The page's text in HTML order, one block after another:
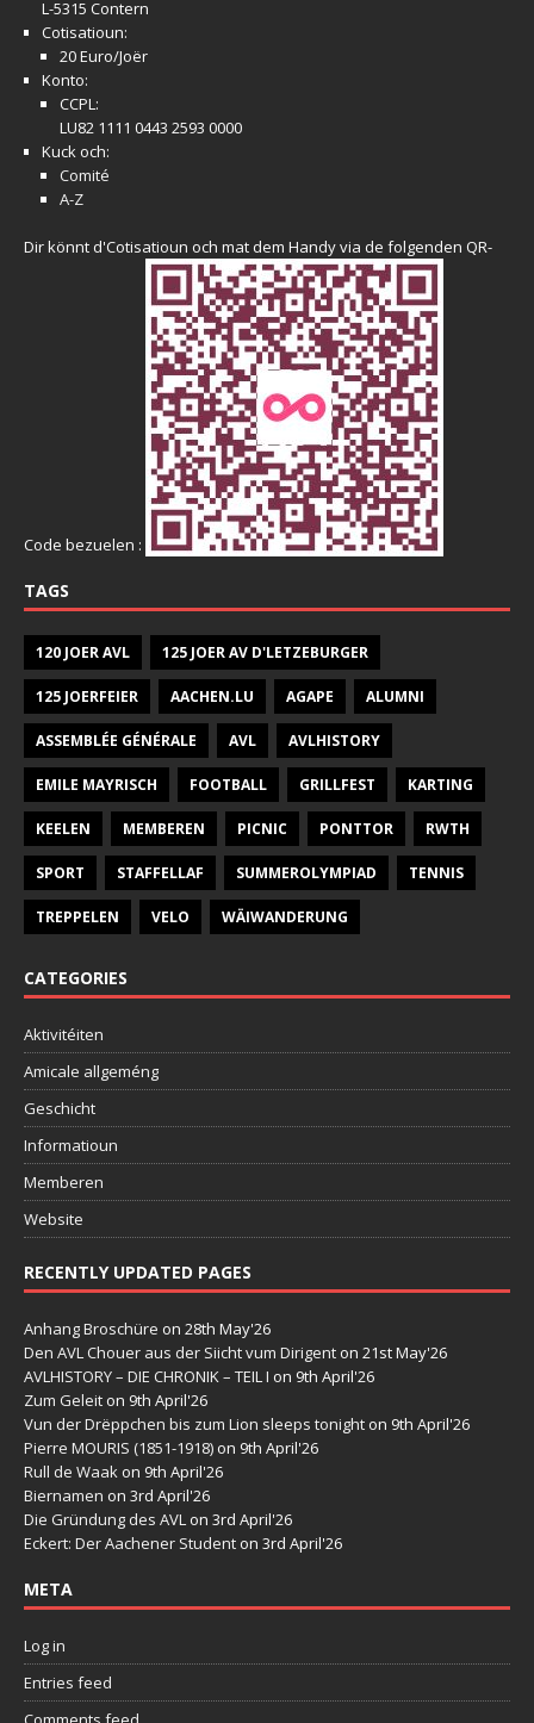
L-5315 Contern
Cotisatioun:
20 Euro/Joër
Konto:
CCPL:
LU82 1111 0443 2593 0000
Kuck och:
Comité
A-Z
Dir könnt d'Cotisatioun och mat dem Handy via de folgenden QR-
Code bezuelen :
TAGS
120 JOER AVL 125 JOER AV D'LETZEBURGER
125 JOERFEIER AACHEN.LU AGAPE ALUMNI
ASSEMBLÉE GÉNÉRALE AVL AVLHISTORY
EMILE MAYRISCH FOOTBALL GRILLFEST KARTING
KEELEN MEMBEREN PICNIC PONTTOR RWTH
SPORT STAFFELLAF SUMMEROLYMPIAD TENNIS
TREPPELEN VELO WÄIWANDERUNG
CATEGORIES
Aktivitéiten
Amicale allgeméng
Geschicht
Informatioun
Memberen
Website
RECENTLY UPDATED PAGES
Anhang Broschüre on 28th May'26
Den AVL Chouer aus der Siicht vum Dirigent on 21st May'26
AVLHISTORY – DIE CHRONIK – TEIL I on 9th April'26
Zum Geleit on 9th April'26
Vun der Drëppchen bis zum Lion sleeps tonight on 9th April'26
Pierre MOURIS (1851-1918) on 9th April'26
Rull de Waak on 9th April'26
Biernamen on 3rd April'26
Die Gründung des AVL on 3rd April'26
Eckert: Der Aachener Student on 3rd April'26
META
Log in
Entries feed